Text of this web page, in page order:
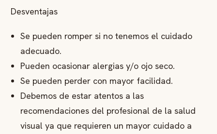
Desventajas
Se pueden romper si no tenemos el cuidado
adecuado.
Pueden ocasionar alergias y/o ojo seco.
Se pueden perder con mayor facilidad.
Debemos de estar atentos a las
recomendaciones del profesional de la salud
visual ya que requieren un mayor cuidado a